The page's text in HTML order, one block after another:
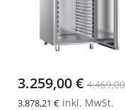
3.259,00 €
3.878,21 € inkl. MwSt.